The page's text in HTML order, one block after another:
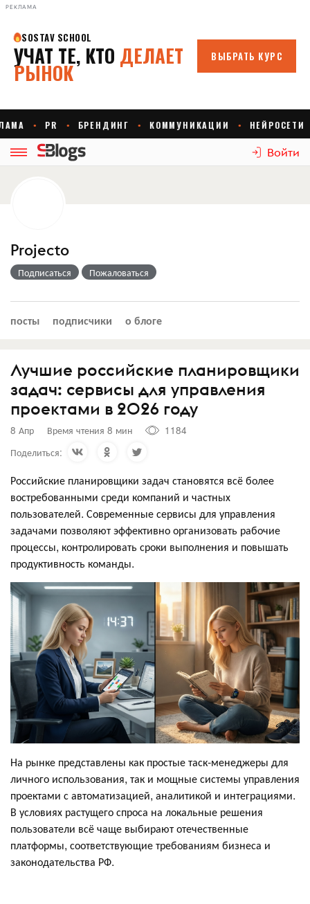
РЕКЛАМА
Войти
Projecto
Подписаться Пожаловаться
посты подписчики о блоге
Лучшие российские планировщики
задач: сервисы для управления
проектами в 2026 году
8 Апр Время чтения 8 мин
1184
Поделиться:
Российские планировщики задач становятся всё более
востребованными среди компаний и частных
пользователей. Современные сервисы для управления
задачами позволяют эффективно организовать рабочие
процессы, контролировать сроки выполнения и повышать
продуктивность команды.
На рынке представлены как простые таск-менеджеры для
личного использования, так и мощные системы управления
проектами с автоматизацией, аналитикой и интеграциями.
В условиях растущего спроса на локальные решения
пользователи всё чаще выбирают отечественные
платформы, соответствующие требованиям бизнеса и
законодательства РФ.